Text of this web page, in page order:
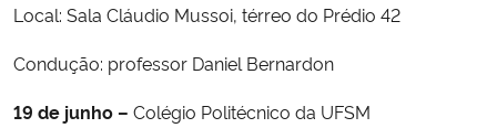
Local: Sala Cláudio Mussoi, térreo do Prédio 42
Condução: professor Daniel Bernardon
19 de junho – Colégio Politécnico da UFSM